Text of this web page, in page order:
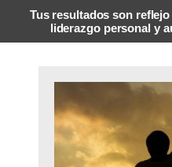
Tus resultados son
liderazgo personal y